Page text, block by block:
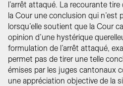
l’arrêt attaqué. La recourante
la Cour une conclusion qui
lorsqu’elle soutient que la Cour
opinion d’une hystérique
formulation de l’arrêt attaqué,
permet pas de tirer une telle
émises par les juges cantonaux
une appréciation objective de la